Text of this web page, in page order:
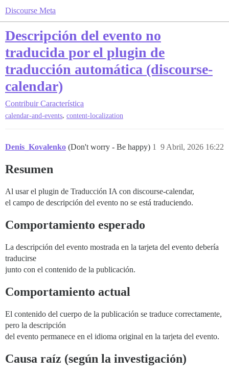
Discourse Meta
Descripción del evento no
traducida por el plugin de
traducción automática (discourse-
calendar)
Contribuir Característica
calendar-and-events, content-localization
Denis_Kovalenko (Don't worry - Be happy) 9 Abril, 2026 16:22
1
Resumen
Al usar el plugin de Traducción IA con discourse-calendar,
el campo de descripción del evento no se está traduciendo.
Comportamiento esperado
La descripción del evento mostrada en la tarjeta del evento debería
traducirse
junto con el contenido de la publicación.
Comportamiento actual
El contenido del cuerpo de la publicación se traduce correctamente,
pero la descripción
del evento permanece en el idioma original en la tarjeta del evento.
Causa raíz (según la investigación)